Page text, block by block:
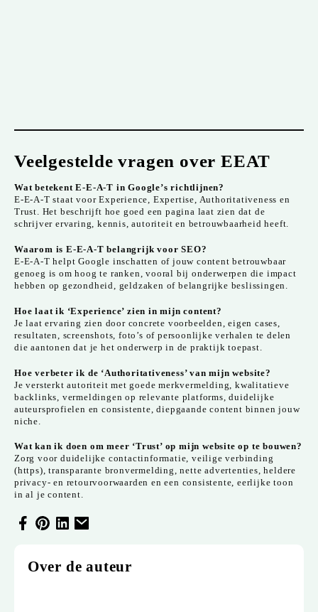
Veelgestelde vragen over EEAT
Wat betekent E-E-A-T in Google’s richtlijnen?
E-E-A-T staat voor Experience, Expertise, Authoritativeness en
Trust. Het beschrijft hoe goed een pagina laat zien dat de
schrijver ervaring, kennis, autoriteit en betrouwbaarheid heeft.
Waarom is E-E-A-T belangrijk voor SEO?
E-E-A-T helpt Google inschatten of jouw content betrouwbaar
genoeg is om hoog te ranken, vooral bij onderwerpen die impact
hebben op gezondheid, geldzaken of belangrijke beslissingen.
Hoe laat ik ‘Experience’ zien in mijn content?
Je laat ervaring zien door concrete voorbeelden, eigen cases,
resultaten, screenshots, foto’s of persoonlijke verhalen te delen
die aantonen dat je het onderwerp in de praktijk toepast.
Hoe verbeter ik de ‘Authoritativeness’ van mijn website?
Je versterkt autoriteit met goede merkvermelding, kwalitatieve
backlinks, vermeldingen op relevante platforms, duidelijke
auteursprofielen en consistente, diepgaande content binnen jouw
niche.
Wat kan ik doen om meer ‘Trust’ op mijn website op te bouwen?
Zorg voor duidelijke contactinformatie, veilige verbinding
(https), transparante bronvermelding, nette advertenties, heldere
privacy- en retourvoorwaarden en een consistente, eerlijke toon
in al je content.
Over de auteur